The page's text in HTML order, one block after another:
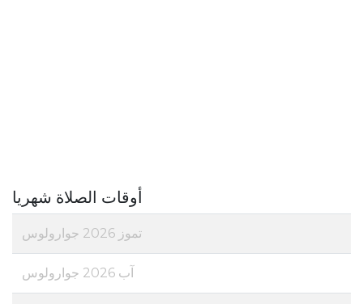
أوقات الصلاة شهريا
تموز 2026 جوارولوس
آب 2026 جوارولوس